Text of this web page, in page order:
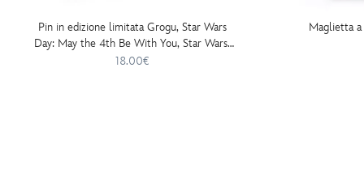
Pin in edizione limitata Grogu, Star Wars
Day: May the 4th Be With You, Star Wars:
The Mandalorian
18.00€
Maglietta